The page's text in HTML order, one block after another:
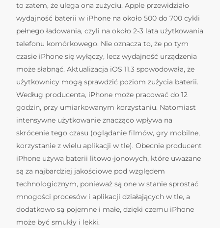
to zatem, że ulega ona zużyciu. Apple przewidziało
wydajność baterii w iPhone na około 500 do 700 cykli
pełnego ładowania, czyli na około 2-3 lata użytkowania
telefonu komórkowego. Nie oznacza to, że po tym
czasie iPhone się wyłączy, lecz wydajność urządzenia
może słabnąć. Aktualizacja iOS 11.3 spowodowała, że
użytkownicy mogą sprawdzić poziom zużycia baterii.
Według producenta, iPhone może pracować do 12
godzin, przy umiarkowanym korzystaniu. Natomiast
intensywne użytkowanie znacząco wpływa na
skrócenie tego czasu (oglądanie filmów, gry mobilne,
korzystanie z wielu aplikacji w tle). Obecnie producent
iPhone używa baterii litowo-jonowych, które uważane
są za najbardziej jakościowe pod względem
technologicznym, ponieważ są one w stanie sprostać
mnogości procesów i aplikacji działających w tle, a
dodatkowo są pojemne i małe, dzięki czemu iPhone
może być smukły i lekki.